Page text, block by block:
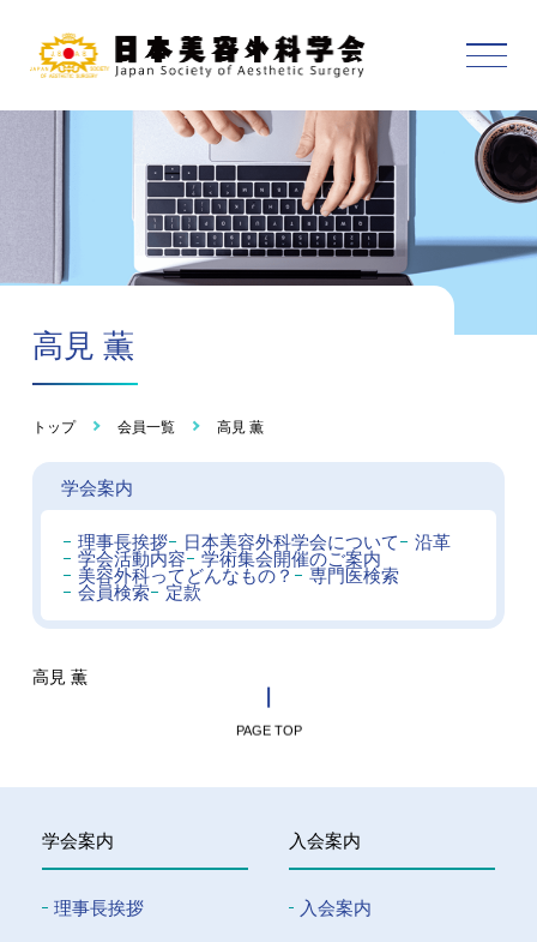
高見 薫
トップ 会員一覧 高見 薫
学会案内
理事長挨拶 日本美容外科学会について
沿革
学会活動内容
学術集会開催のご案内
美容外科ってどんなもの？
専門医検索
会員検索
定款
高見 薫
PAGE TOP
学会案内
理事長挨拶
入会案内
入会案内